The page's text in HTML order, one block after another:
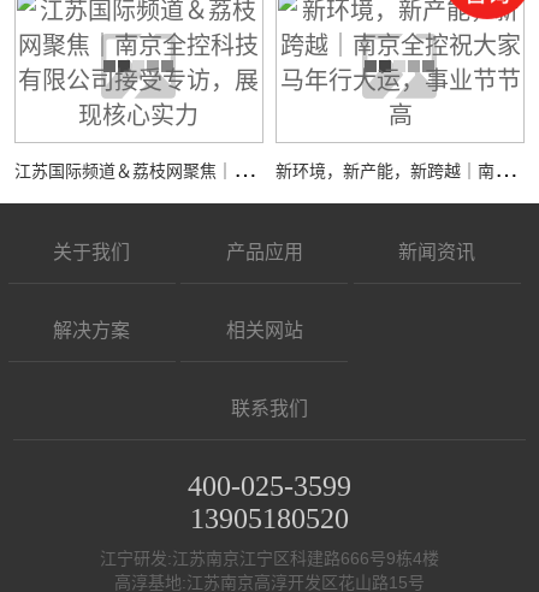
江
苏国际频道＆荔枝网聚焦｜南京全控科技有限公司接受专访，展现核心实力 新
环境，新产能，新跨越｜南京全控祝大家马年行大运，事业节节高
关于我们 产品应用 新闻资讯
解决方案 相关网站
联系我们
400-025-3599
13905180520
江宁研发:江苏南京江宁区科建路666号9栋4楼
高淳基地:江苏南京高淳开发区花山路15号